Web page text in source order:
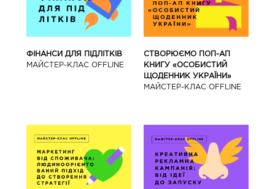
ФІНАНСИ ДЛЯ ПІДЛІТКІВ
МАЙCТЕР-КЛАС OFFLINE
СТВОРЮЄМО ПОП-АП
КНИГУ «ОСОБИСТИЙ
ЩОДЕННИК УКРАЇНИ»
МАЙCТЕР-КЛАС OFFLINE